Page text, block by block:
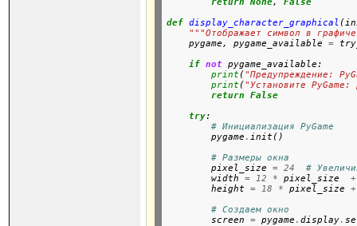
def display_character_graphical
"""Отображает символ в
pygame, pygame_available =
if not pygame_available:
print ("Предупреждение:
print ("Установите
return
False
try:
# Инициализация PyGame
        pygame
.init()
# Размеры окна
        pixel_size
= 24
#
        width
= 12 * pixel_size +
        height
= 18 * pixel_size +
# Создаем окно
        screen
= pygame .display.